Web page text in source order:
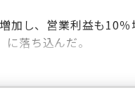
加し、営業利益も10
落ち込んだ。